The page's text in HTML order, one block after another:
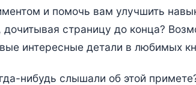
и помочь вам улучшить
дочитывая страницу до конца?
интересные детали в любимых
нибудь слышали об этой